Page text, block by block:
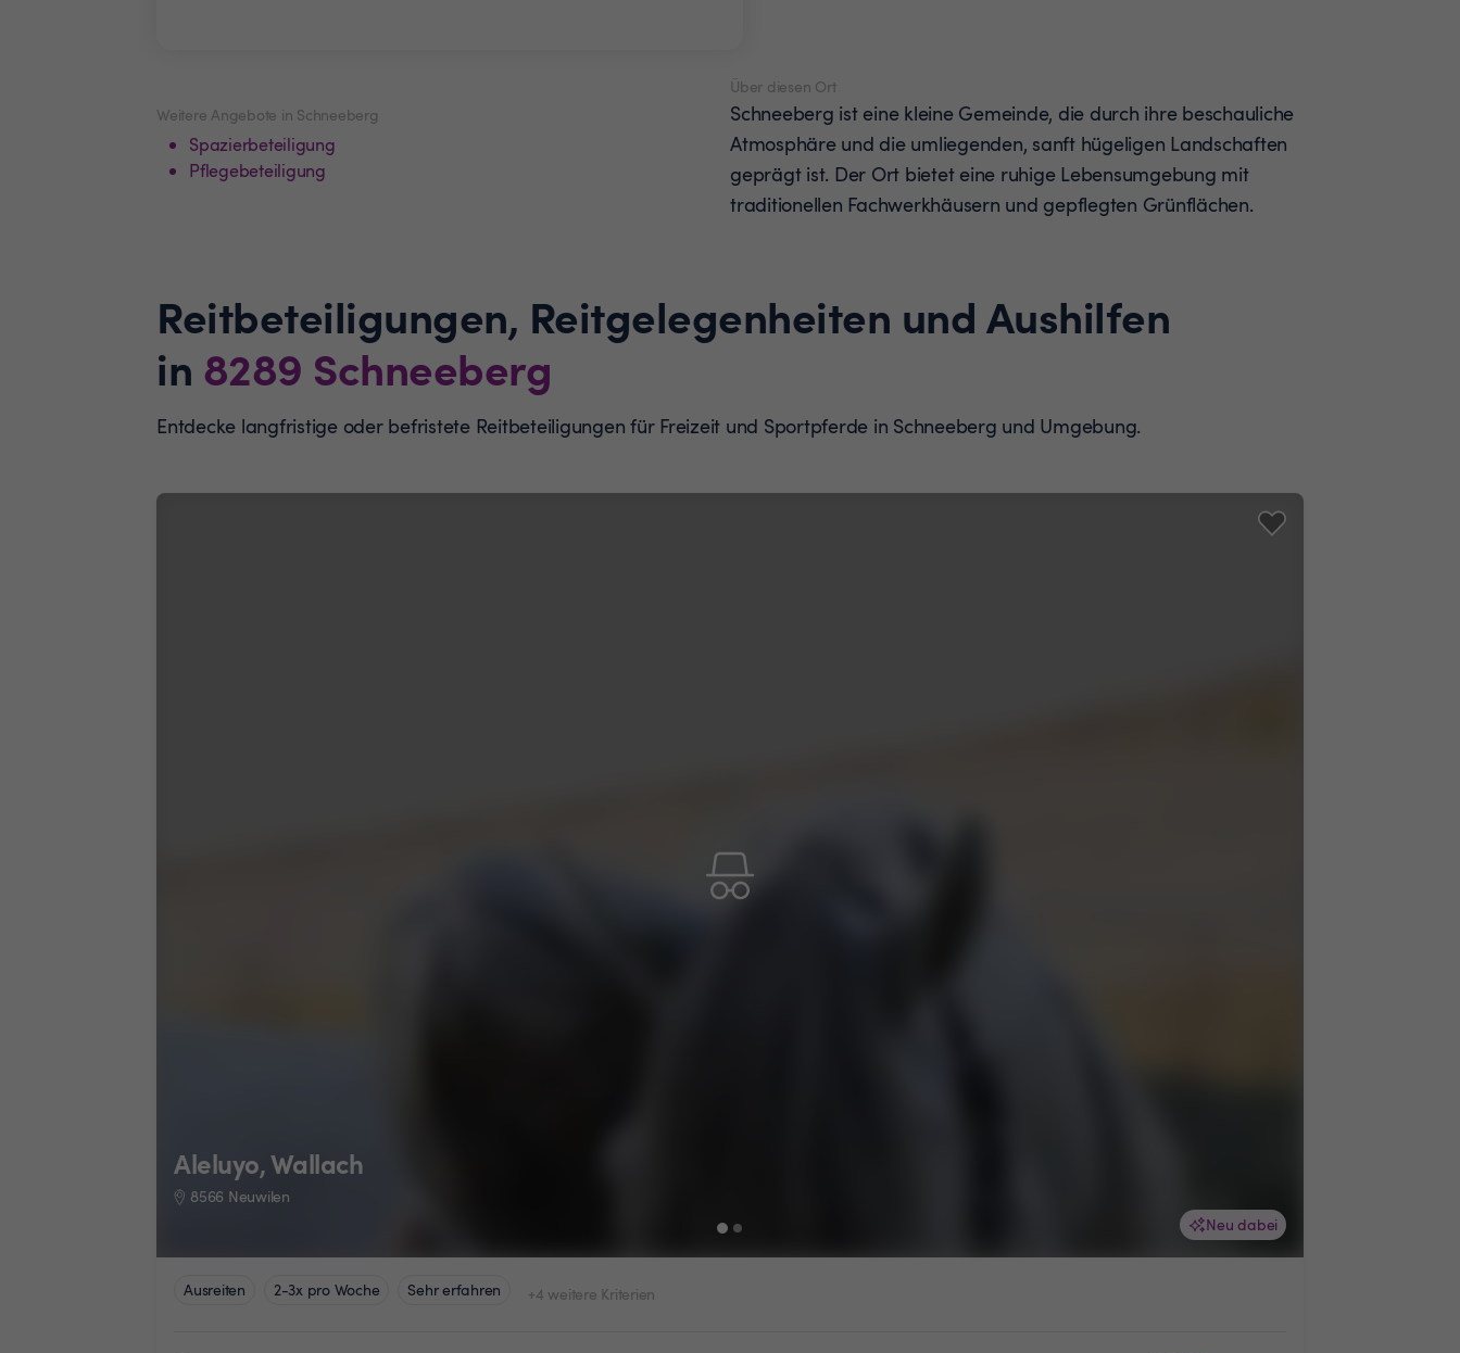
Weitere Angebote in Schneeberg
Spazierbeteiligung
Pflegebeteiligung
Über diesen Ort
Schneeberg ist eine kleine Gemeinde, die durch ihre beschauliche
Atmosphäre und die umliegenden, sanft hügeligen Landschaften
geprägt ist. Der Ort bietet eine ruhige Lebensumgebung mit
traditionellen Fachwerkhäusern und gepflegten Grünflächen.
Reitbeteiligungen, Reitgelegenheiten und Aushilfen
in 8289 Schneeberg
Entdecke langfristige oder befristete Reitbeteiligungen für Freizeit und Sportpferde in Schneeberg und Umgebung.
Neu dabei
Aleluyo, Wallach
8566 Neuwilen
Ausreiten 2-3x pro Woche Sehr erfahren +4 weitere Kriterien